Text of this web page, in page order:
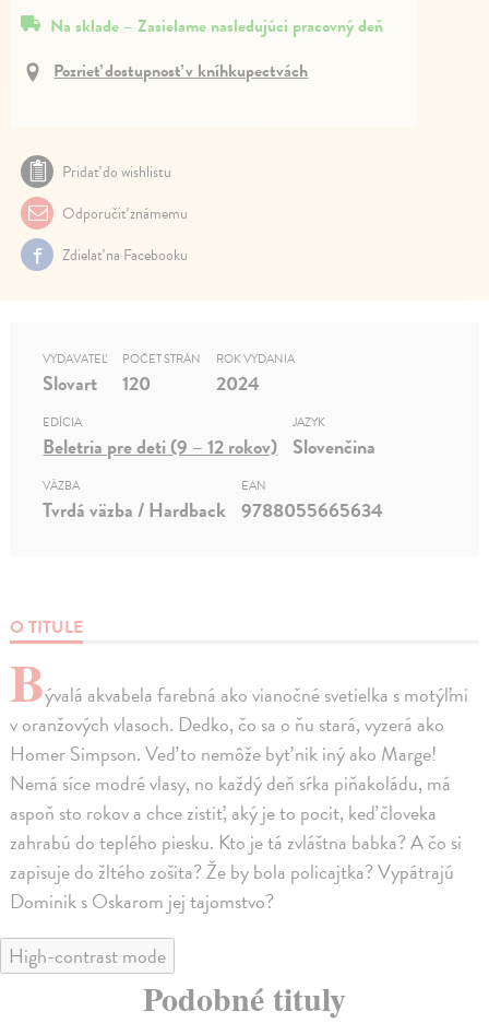
Na sklade – Zasielame nasledujúci pracovný deň
Pozrieť dostupnosť v kníhkupectvách
Pridať do wishlistu
Odporučiť známemu
Zdielať na Facebooku
O TITULE
Bývalá akvabela farebná ako vianočné svetielka s motýľmi
v oranžových vlasoch. Dedko, čo sa o ňu stará, vyzerá ako
Homer Simpson. Veď to nemôže byť nik iný ako Marge!
Nemá síce modré vlasy, no každý deň sŕka piňakoládu, má
aspoň sto rokov a chce zistiť, aký je to pocit, keď človeka
zahrabú do teplého piesku. Kto je tá zvláštna babka? A čo si
zapisuje do žltého zošita? Že by bola policajtka? Vypátrajú
Dominik s Oskarom jej tajomstvo?
VYDAVATEĽ
Slovart
POČET STRÁN
120
ROK VYDANIA
2024
EDÍCIA
Beletria pre deti (9 – 12 rokov)
JAZYK
Slovenčina
VÄZBA
Tvrdá väzba / Hardback
EAN
9788055665634
High-contrast mode
Podobné tituly